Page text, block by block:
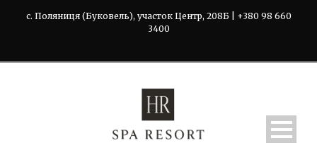
с. Поляниця (Буковель), участок Центр, 208Б | +380 98 660
3400